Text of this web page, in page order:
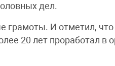
дел.
грамоты. И отметил,
20 лет проработал в